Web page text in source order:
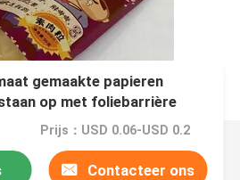
gemaakte papieren
​​op met foliebarrière
Prijs：USD 0.06-USD 0.2
Contacteer ons